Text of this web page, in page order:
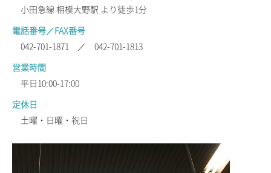
小田急線 相模大野駅 より徒歩1分
電話番号／FAX番号
042-701-1871 ／ 042-701-1813
営業時間
平日10:00-17:00
定休日
土曜・日曜・祝日